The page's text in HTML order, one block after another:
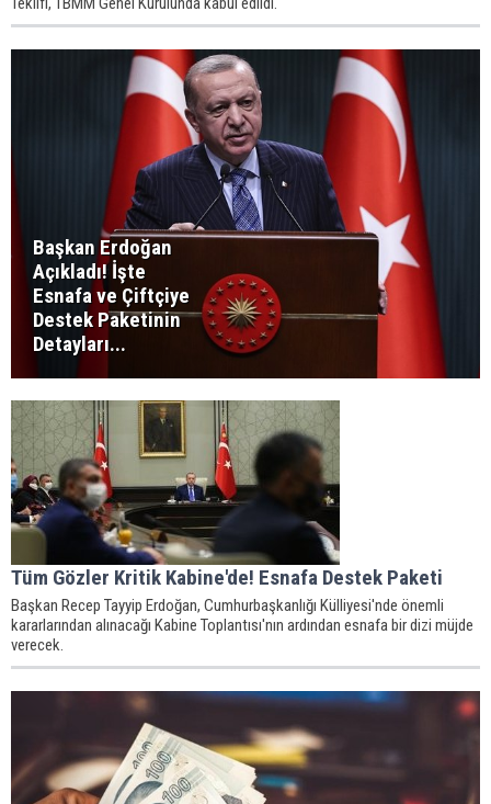
Başkan Erdoğan
Açıkladı! İşte
Esnafa ve Çiftçiye
Destek Paketinin
Detayları...
Tüm Gözler Kritik Kabine'de! Esnafa Destek Paketi
Başkan Recep Tayyip Erdoğan, Cumhurbaşkanlığı Külliyesi'nde önemli
kararlarından alınacağı Kabine Toplantısı'nın ardından esnafa bir dizi müjde
verecek.